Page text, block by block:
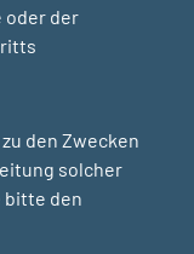
oder der
den Zwecken
solcher
bitte den